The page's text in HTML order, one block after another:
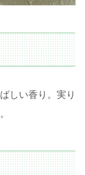
しい香り。実り